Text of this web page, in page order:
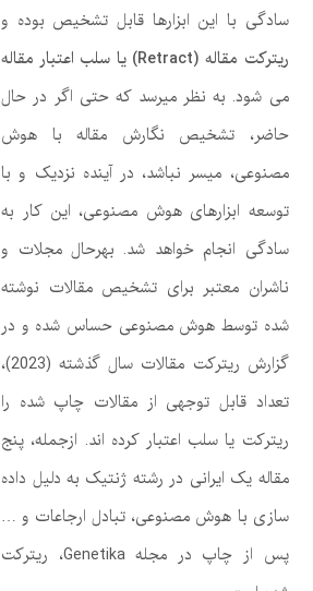
سادگی با این ابزارها قابل تشخیص بوده و
ریترکت مقاله (Retract) یا سلب اعتبار مقاله
می شود. به نظر میرسد که حتی اگر در حال
حاضر، تشخیص نگارش مقاله با هوش
مصنوعی، میسر نباشد، در آینده نزدیک و با
توسعه ابزارهای هوش مصنوعی، این کار به
سادگی انجام خواهد شد. بهرحال مجلات و
ناشران معتبر برای تشخیص مقالات نوشته
شده توسط هوش مصنوعی حساس شده و در
گزارش ریترکت مقالات سال گذشته (2023)،
تعداد قابل توجهی از مقالات چاپ شده را
ریترکت یا سلب اعتبار کرده اند. ازجمله، پنج
مقاله یک ایرانی در رشته ژنتیک به دلیل داده
سازی با هوش مصنوعی، تبادل ارجاعات و …
پس از چاپ در مجله Genetika، ریترکت